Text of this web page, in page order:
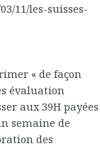
11/les-suisses-
« de façon
évaluation
aux 39H payées
semaine de
des